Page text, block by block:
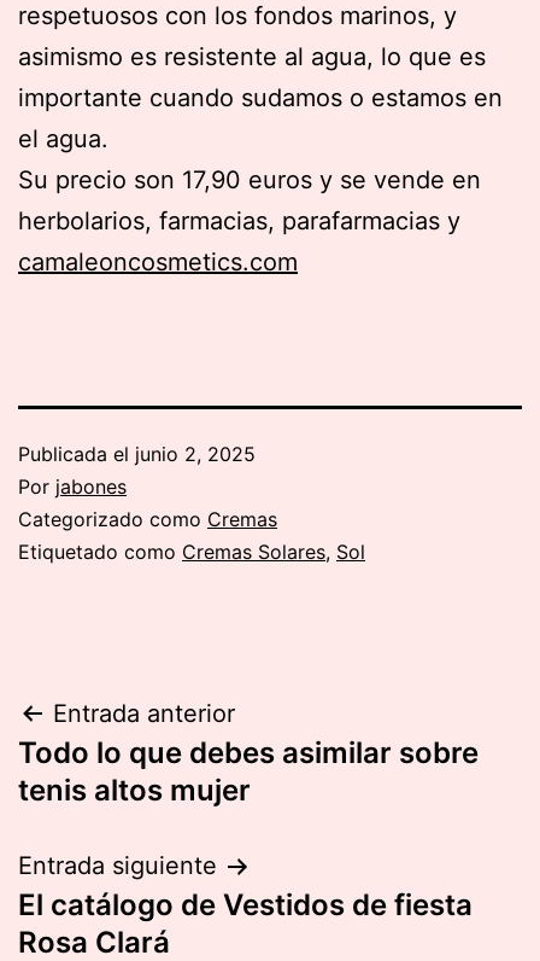
respetuosos con los fondos marinos, y
asimismo es resistente al agua, lo que es
importante cuando sudamos o estamos en
el agua.
Su precio son 17,90 euros y se vende en
herbolarios, farmacias, parafarmacias y
camaleoncosmetics.com
Publicada el junio 2, 2025
Por jabones
Categorizado como Cremas
Etiquetado como Cremas Solares, Sol
Navegación
de
Entrada anterior
Todo lo que debes asimilar sobre
tenis altos mujer
Entrada siguiente
El catálogo de Vestidos de fiesta
Rosa Clará